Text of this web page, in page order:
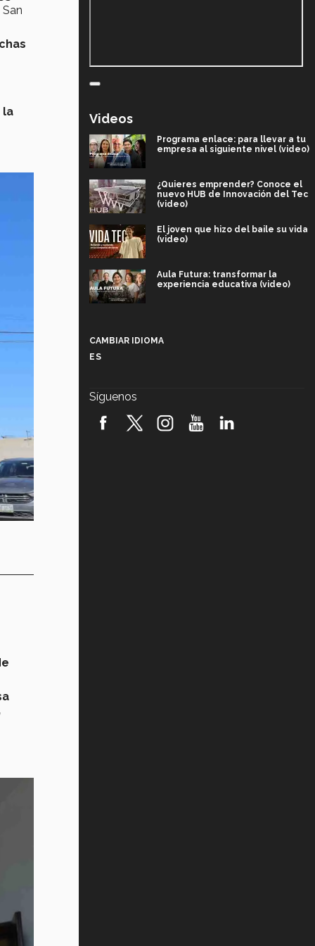
la
Videos
Programa enlace: para llevar a tu
empresa al siguiente nivel (video)
¿Quieres emprender? Conoce el
nuevo HUB de Innovación del Tec
(video)
El joven que hizo del baile su vida
(video)
Aula Futura: transformar la
experiencia educativa (video)
robótica FIRST 2026! (video)
CAMBIAR IDIOMA
ES
Síguenos